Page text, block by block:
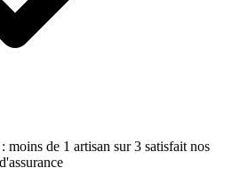
moins de 1 artisan sur 3 satisfait nos